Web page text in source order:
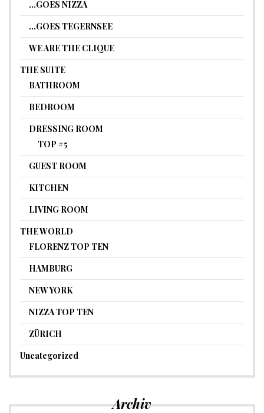
…GOES NIZZA
…GOES TEGERNSEE
WE ARE THE CLIQUE
THE SUITE
BATHROOM
BEDROOM
DRESSING ROOM
TOP #5
GUEST ROOM
KITCHEN
LIVING ROOM
THE WORLD
FLORENZ TOP TEN
HAMBURG
NEW YORK
NIZZA TOP TEN
ZÜRICH
Uncategorized
Archiv